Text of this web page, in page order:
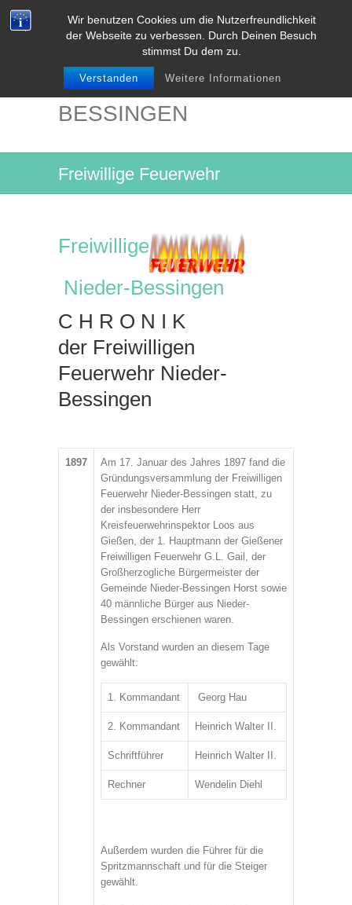
Wir benutzen Cookies um die Nutzerfreundlichkeit
der Webseite zu verbessen. Durch Deinen Besuch
stimmst Du dem zu.
Verstanden Weitere Informationen
NIEDER-
BESSINGEN
Freiwillige Feuerwehr
Freiwillige
Nieder-Bessingen
C H R O N I K
der Freiwilligen
Feuerwehr Nieder-
Bessingen
1897
Am 17. Januar des Jahres 1897 fand die
Gründungsversammlung der Freiwilligen
Feuerwehr Nieder-Bessingen statt, zu
der insbesondere Herr
Kreisfeuerwehrinspektor Loos aus
Gießen, der 1. Hauptmann der Gießener
Freiwilligen Feuerwehr G.L. Gail, der
Großherzogliche Bürgermeister der
Gemeinde Nieder-Bessingen Horst sowie
40 männliche Bürger aus Nieder-
Bessingen erschienen waren.
Als Vorstand wurden an diesem Tage
gewählt:
1. Kommandant Georg Hau
2. Kommandant Heinrich Walter II.
Schriftführer Heinrich Walter II.
Rechner Wendelin Diehl
Außerdem wurden die Führer für die
Spritzmannschaft und für die Steiger
gewählt.